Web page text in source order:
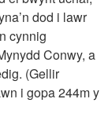
dod i lawr
cynnig
Conwy, a
(Gellir
i gopa 244m y